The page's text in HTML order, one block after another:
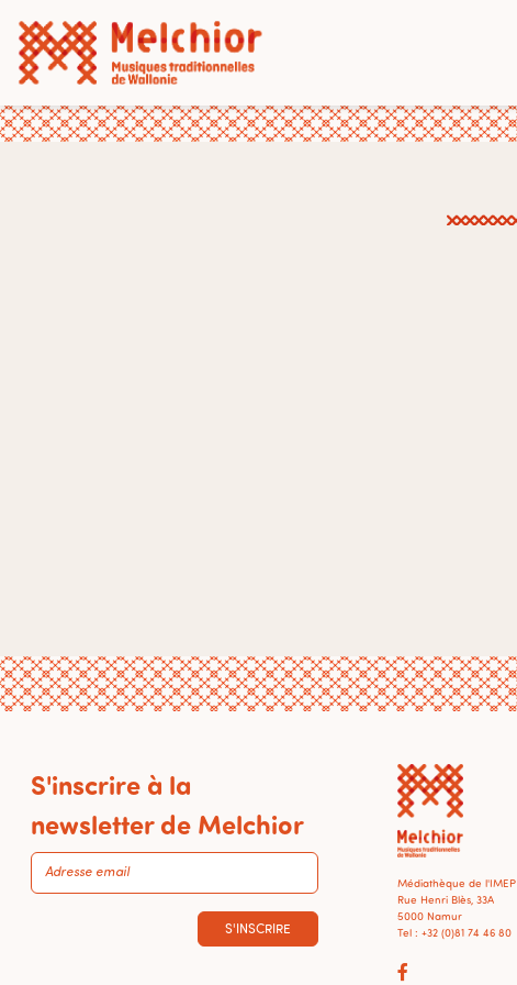
S'inscrire à la
newsletter de Melchior
S'INSCRIRE
Médiathèque de l'IMEP
Rue Henri Blès, 33A
5000 Namur
Tel : +32 (0)81 74 46 80